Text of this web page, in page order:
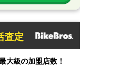
査定
大級の加盟店数！